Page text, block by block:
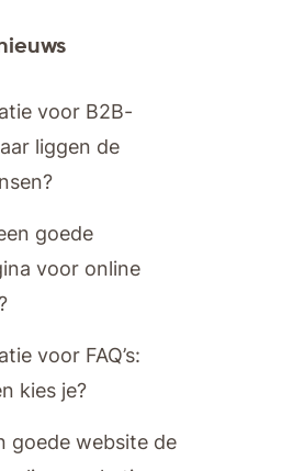
voor B2B-
liggen de
goede
voor online
voor FAQ’s:
kies je?
goede website de